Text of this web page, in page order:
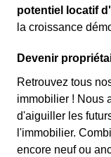
potentiel locatif
la croissance
Devenir
Retrouvez tous
immobilier ! Nous
d'aiguiller les
l'immobilier.
encore neuf ou